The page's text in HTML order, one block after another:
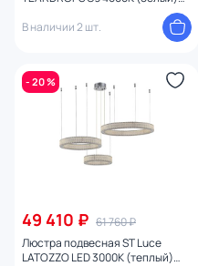
В наличии 2 шт.
- 20 %
49 410 ₽ 61 760 ₽
Люстра подвесная ST Luce
LATOZZO LED 3000К (теплый)